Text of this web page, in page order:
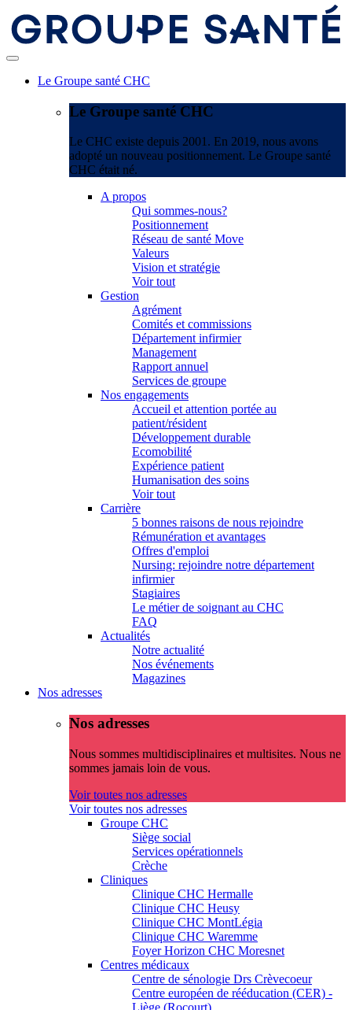
Le Groupe santé CHC
Le Groupe santé CHC
Le CHC existe depuis 2001. En 2019, nous avons
adopté un nouveau positionnement. Le Groupe santé
CHC était né.
A propos
Qui sommes-nous?
Positionnement
Réseau de santé Move
Valeurs
Vision et stratégie
Voir tout
Gestion
Agrément
Comités et commissions
Département infirmier
Management
Rapport annuel
Services de groupe
Nos engagements
Accueil et attention portée au
patient/résident
Développement durable
Ecomobilité
Expérience patient
Humanisation des soins
Voir tout
Carrière
5 bonnes raisons de nous rejoindre
Rémunération et avantages
Offres d'emploi
Nursing: rejoindre notre département
infirmier
Stagiaires
Le métier de soignant au CHC
FAQ
Actualités
Notre actualité
Nos événements
Magazines
Nos adresses
Nos adresses
Nous sommes multidisciplinaires et multisites. Nous ne
sommes jamais loin de vous.
Voir toutes nos adresses
Voir toutes nos adresses
Groupe CHC
Siège social
Services opérationnels
Crèche
Cliniques
Clinique CHC Hermalle
Clinique CHC Heusy
Clinique CHC MontLégia
Clinique CHC Waremme
Foyer Horizon CHC Moresnet
Centres médicaux
Centre de sénologie Drs Crèvecoeur
Centre européen de rééducation (CER) -
Liège (Rocourt)